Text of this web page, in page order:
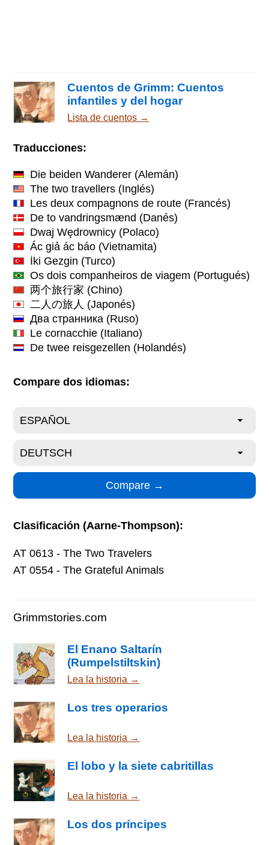
Cuentos de Grimm: Cuentos
infantiles y del hogar
Lista de cuentos →
Traducciones:
Die beiden Wanderer (Alemán)
The two travellers (Inglés)
Les deux compagnons de route (Francés)
De to vandringsmænd (Danés)
Dwaj Wędrownicy (Polaco)
Ác giả ác báo (Vietnamita)
İki Gezgin (Turco)
Os dois companheiros de viagem (Portugués)
两个旅行家 (Chino)
二人の旅人 (Japonés)
Два странника (Ruso)
Le cornacchie (Italiano)
De twee reisgezellen (Holandés)
Compare dos idiomas:
Clasificación (Aarne-Thompson):
AT 0613 - The Two Travelers
AT 0554 - The Grateful Animals
Grimmstories.com
El Enano Saltarín
(Rumpelstiltskin)
Lea la historia →
Los tres operarios
Lea la historia →
El lobo y la siete cabritillas
Lea la historia →
Los dos príncipes